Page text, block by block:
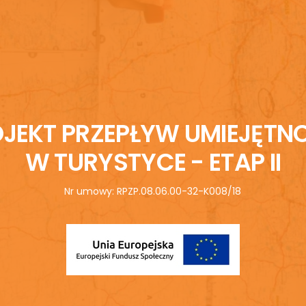
PRZEPŁYW
W TURYSTYCE - ETAP II
Nr umowy: RPZP.08.06.00-32-K008/18